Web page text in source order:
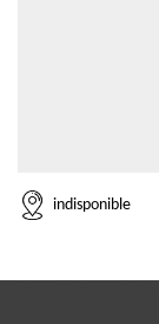
indisponible